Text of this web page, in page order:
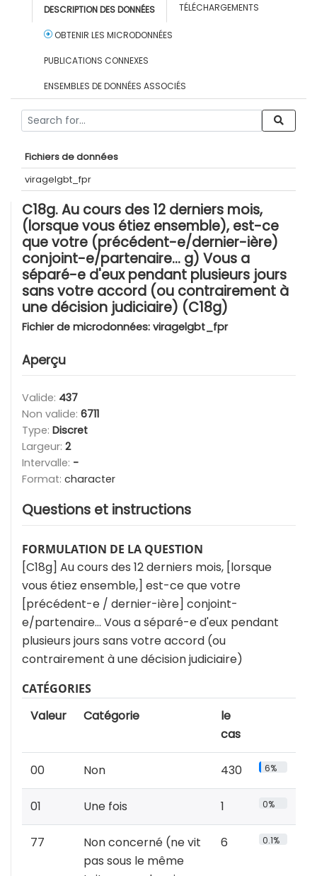
DESCRIPTION DES DONNÉES TÉLÉCHARGEMENTS
OBTENIR LES MICRODONNÉES
PUBLICATIONS CONNEXES
ENSEMBLES DE DONNÉES ASSOCIÉS
Fichiers de données
viragelgbt_fpr
C18g. Au cours des 12 derniers mois,
(lorsque vous étiez ensemble), est-ce
que votre (précédent-e/dernier-ière)
conjoint-e/partenaire… g) Vous a
séparé-e d'eux pendant plusieurs jours
sans votre accord (ou contrairement à
une décision judiciaire) (C18g)
Fichier de microdonnées: viragelgbt_fpr
Aperçu
Valide: 437
Non valide: 6711
Type: Discret
Largeur: 2
Intervalle: -
Format: character
Questions et instructions
FORMULATION DE LA QUESTION
[C18g] Au cours des 12 derniers mois, [lorsque
vous étiez ensemble,] est-ce que votre
[précédent-e / dernier-ière] conjoint-
e/partenaire… Vous a séparé-e d'eux pendant
plusieurs jours sans votre accord (ou
contrairement à une décision judiciaire)
CATÉGORIES
Valeur Catégorie
le
cas
00 Non 430 6%
01 Une fois 1 0%
77
Non concerné (ne vit
pas sous le même
6 0.1%